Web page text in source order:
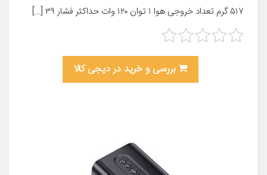
۵۱۷ گرم تعداد خروجی هوا ۱ توان ۱۲۰ وات حداکثر فشار ۳۹ […]
بررسی و خرید در دیجی کالا